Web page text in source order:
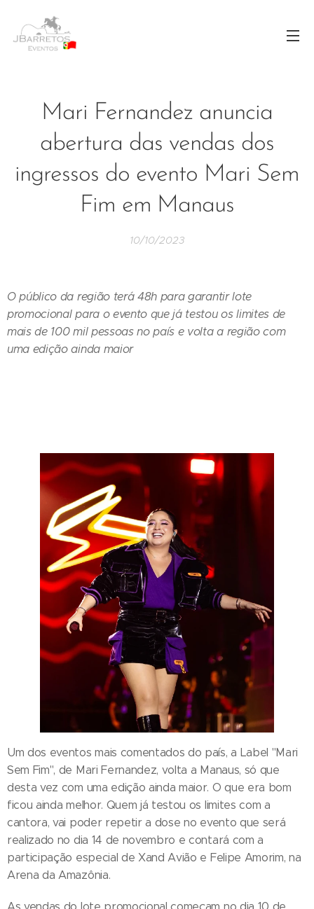
Mari Fernandez anuncia
abertura das vendas dos
ingressos do evento Mari Sem
Fim em Manaus
10/10/2023
O público da região terá 48h para garantir lote
promocional para o evento que já testou os limites de
mais de 100 mil pessoas no país e volta a região com
uma edição ainda maior
Um dos eventos mais comentados do país, a Label "Mari
Sem Fim", de Mari Fernandez, volta a Manaus, só que
desta vez com uma edição ainda maior. O que era bom
ficou ainda melhor. Quem já testou os limites com a
cantora, vai poder repetir a dose no evento que será
realizado no dia 14 de novembro e contará com a
participação especial de Xand Avião e Felipe Amorim, na
Arena da Amazônia.
As vendas do lote promocional começam no dia 10 de